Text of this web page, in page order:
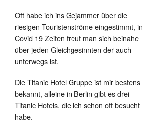
Oft habe ich ins Gejammer über die
riesigen Touristenströme eingestimmt, in
Covid 19 Zeiten freut man sich beinahe
über jeden Gleichgesinnten der auch
unterwegs ist.
Die Titanic Hotel Gruppe ist mir bestens
bekannt, alleine in Berlin gibt es drei
Titanic Hotels, die ich schon oft besucht
habe.